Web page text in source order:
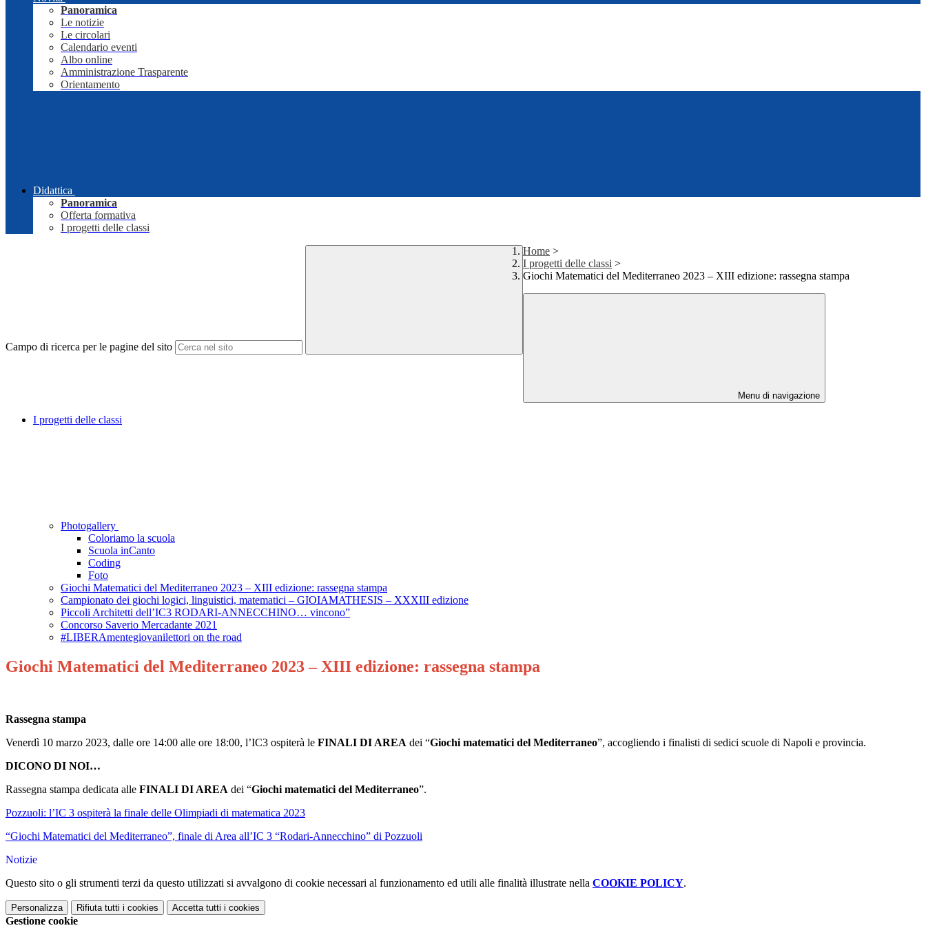
Panoramica
Le notizie
Le circolari
Calendario eventi
Albo online
Amministrazione Trasparente
Orientamento
Didattica
Panoramica
Offerta formativa
I progetti delle classi
Campo di ricerca per le pagine del sito
Home >
I progetti delle classi >
Giochi Matematici del Mediterraneo 2023 – XIII edizione: rassegna stampa
Menu di navigazione
I progetti delle classi
Photogallery
Coloriamo la scuola
Scuola inCanto
Coding
Foto
Giochi Matematici del Mediterraneo 2023 – XIII edizione: rassegna stampa
Campionato dei giochi logici, linguistici, matematici – GIOIAMATHESIS – XXXIII edizione
Piccoli Architetti dell’IC3 RODARI-ANNECCHINO… vincono”
Concorso Saverio Mercadante 2021
#LIBERAmentegiovanilettori on the road
Giochi Matematici del Mediterraneo 2023 – XIII edizione: rassegna stampa
Rassegna stampa
Venerdì 10 marzo 2023, dalle ore 14:00 alle ore 18:00, l’IC3 ospiterà le FINALI DI AREA dei “Giochi matematici del Mediterraneo”, accogliendo i finalisti di sedici scuole di Napoli e provincia.
DICONO DI NOI…
Rassegna stampa dedicata alle FINALI DI AREA dei “Giochi matematici del Mediterraneo”.
Pozzuoli: l’IC 3 ospiterà la finale delle Olimpiadi di matematica 2023
“Giochi Matematici del Mediterraneo”, finale di Area all’IC 3 “Rodari-Annecchino” di Pozzuoli
Notizie
Questo sito o gli strumenti terzi da questo utilizzati si avvalgono di cookie necessari al funzionamento ed utili alle finalità illustrate nella COOKIE POLICY.
Personalizza Rifiuta tutti i cookies Accetta tutti i cookies
Gestione cookie